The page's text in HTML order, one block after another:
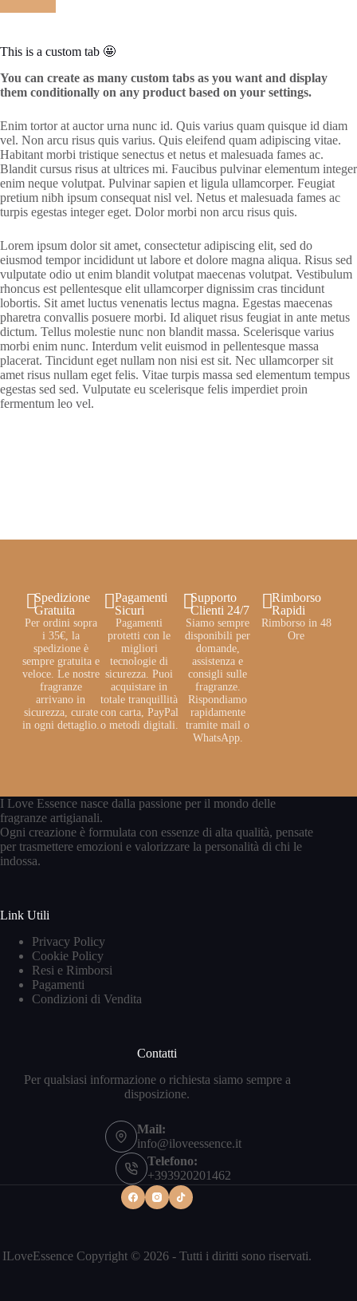
This is a custom tab 🤩
You can create as many custom tabs as you want and display
them conditionally on any product based on your settings.
Enim tortor at auctor urna nunc id. Quis varius quam quisque id diam
vel. Non arcu risus quis varius. Quis eleifend quam adipiscing vitae.
Habitant morbi tristique senectus et netus et malesuada fames ac.
Blandit cursus risus at ultrices mi. Faucibus pulvinar elementum integer
enim neque volutpat. Pulvinar sapien et ligula ullamcorper. Feugiat
pretium nibh ipsum consequat nisl vel. Netus et malesuada fames ac
turpis egestas integer eget. Dolor morbi non arcu risus quis.
Lorem ipsum dolor sit amet, consectetur adipiscing elit, sed do
eiusmod tempor incididunt ut labore et dolore magna aliqua. Risus sed
vulputate odio ut enim blandit volutpat maecenas volutpat. Vestibulum
rhoncus est pellentesque elit ullamcorper dignissim cras tincidunt
lobortis. Sit amet luctus venenatis lectus magna. Egestas maecenas
pharetra convallis posuere morbi. Id aliquet risus feugiat in ante metus
dictum. Tellus molestie nunc non blandit massa. Scelerisque varius
morbi enim nunc. Interdum velit euismod in pellentesque massa
placerat. Tincidunt eget nullam non nisi est sit. Nec ullamcorper sit
amet risus nullam eget felis. Vitae turpis massa sed elementum tempus
egestas sed sed. Vulputate eu scelerisque felis imperdiet proin
fermentum leo vel.
Spedizione
Gratuita
Per ordini sopra
i 35€, la
spedizione è
sempre gratuita e
veloce. Le nostre
fragranze
arrivano in
sicurezza, curate
in ogni dettaglio.
Pagamenti
Sicuri
Pagamenti
protetti con le
migliori
tecnologie di
sicurezza. Puoi
acquistare in
totale tranquillità
con carta, PayPal
o metodi digitali.
Supporto
Clienti 24/7
Siamo sempre
disponibili per
domande,
assistenza e
consigli sulle
fragranze.
Rispondiamo
rapidamente
tramite mail o
WhatsApp.
Rimborso
Rapidi
Rimborso in 48
Ore
I Love Essence nasce dalla passione per il mondo delle
fragranze artigianali.
Ogni creazione è formulata con essenze di alta qualità, pensate
per trasmettere emozioni e valorizzare la personalità di chi le
indossa.
Link Utili
Privacy Policy
Cookie Policy
Resi e Rimborsi
Pagamenti
Condizioni di Vendita
Contatti
Per qualsiasi informazione o richiesta siamo sempre a
disposizione.
Mail:
info@iloveessence.it
Telefono:
+393920201462
ILoveEssence Copyright © 2026 - Tutti i diritti sono riservati.